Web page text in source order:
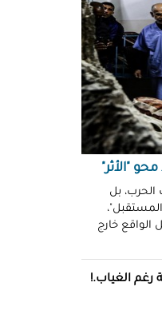
"الأثر"
الحرب، بل
الواقع خارج
رغم الغياب.!